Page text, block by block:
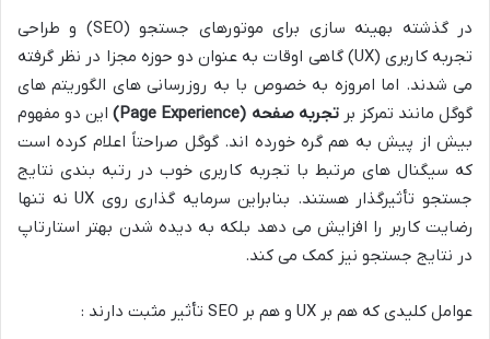
در گذشته بهینه سازی برای موتورهای جستجو (SEO) و طراحی
تجربه کاربری (UX) گاهی اوقات به عنوان دو حوزه مجزا در نظر گرفته
می شدند. اما امروزه به خصوص با به روزرسانی های الگوریتم های
گوگل مانند تمرکز برتجربه صفحه (Page Experience)
این دو مفهوم
بیش از پیش به هم گره خورده اند. گوگل صراحتاً اعلام کرده است
که سیگنال های مرتبط با تجربه کاربری خوب در رتبه بندی نتایج
جستجو تأثیرگذار هستند. بنابراین سرمایه گذاری روی UX نه تنها
رضایت کاربر را افزایش می دهد بلکه به دیده شدن بهتر استارتاپ
در نتایج جستجو نیز کمک می کند.
عوامل کلیدی که هم بر UX و هم بر SEO تأثیر مثبت دارند :